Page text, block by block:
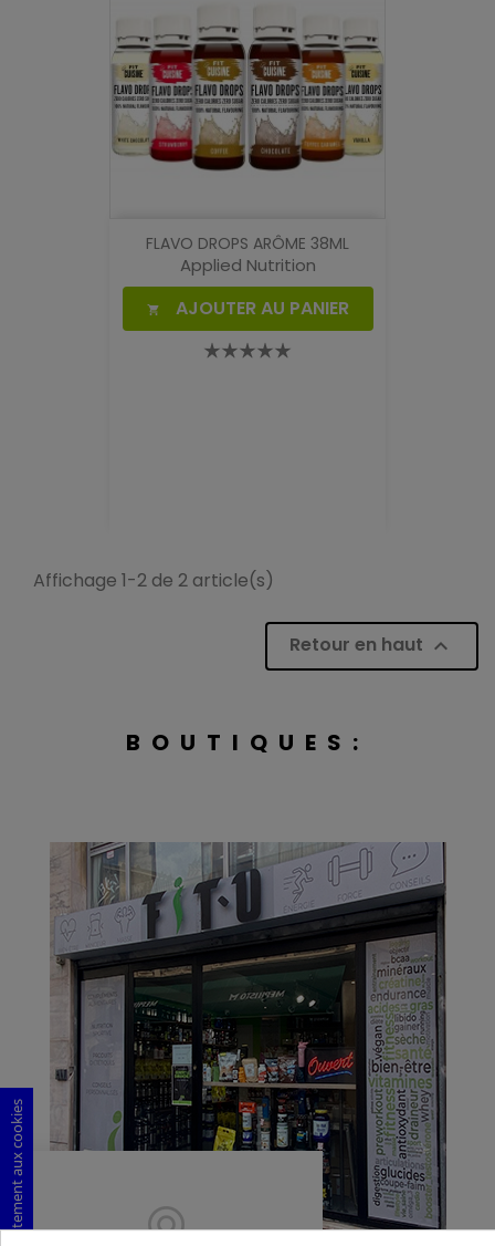
FLAVO DROPS ARÔME 38ML
Applied Nutrition
 AJOUTER AU PANIER
Affichage 1-2 de 2 article(s)
Retour en haut 
BOUTIQUES:
Consentement aux cookies